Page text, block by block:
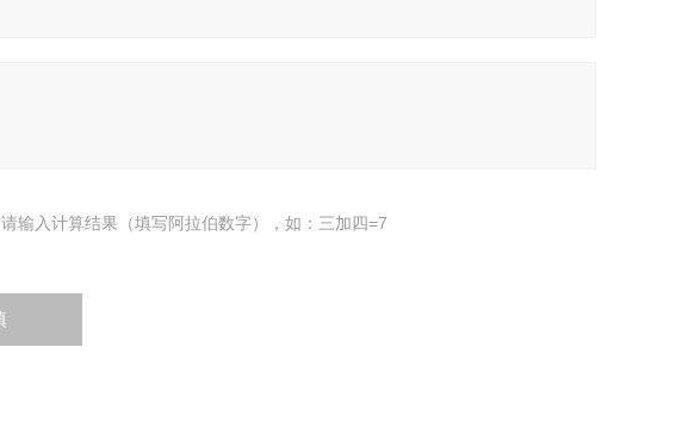
请输入计算结果（填写阿拉伯数字），如：三加四=7